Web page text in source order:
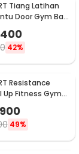
Tiang Latihan
Door Gym Bar
62-100cm -
42%
Resistance
Up Fitness Gym
49%